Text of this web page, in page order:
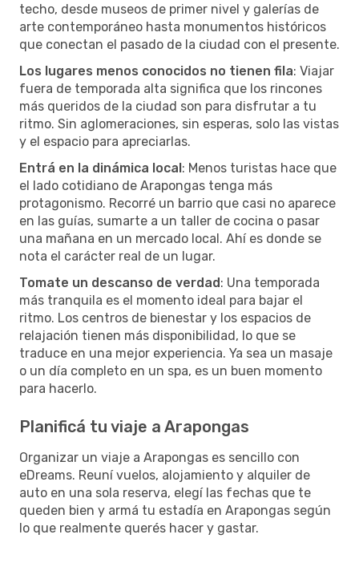
techo, desde museos de primer nivel y galerías de
arte contemporáneo hasta monumentos históricos
que conectan el pasado de la ciudad con el presente.
Los lugares menos conocidos no tienen fila: Viajar
fuera de temporada alta significa que los rincones
más queridos de la ciudad son para disfrutar a tu
ritmo. Sin aglomeraciones, sin esperas, solo las vistas
y el espacio para apreciarlas.
Entrá en la dinámica local: Menos turistas hace que
el lado cotidiano de Arapongas tenga más
protagonismo. Recorré un barrio que casi no aparece
en las guías, sumarte a un taller de cocina o pasar
una mañana en un mercado local. Ahí es donde se
nota el carácter real de un lugar.
Tomate un descanso de verdad: Una temporada
más tranquila es el momento ideal para bajar el
ritmo. Los centros de bienestar y los espacios de
relajación tienen más disponibilidad, lo que se
traduce en una mejor experiencia. Ya sea un masaje
o un día completo en un spa, es un buen momento
para hacerlo.
Planificá tu viaje a Arapongas
Organizar un viaje a Arapongas es sencillo con
eDreams. Reuní vuelos, alojamiento y alquiler de
auto en una sola reserva, elegí las fechas que te
queden bien y armá tu estadía en Arapongas según
lo que realmente querés hacer y gastar.